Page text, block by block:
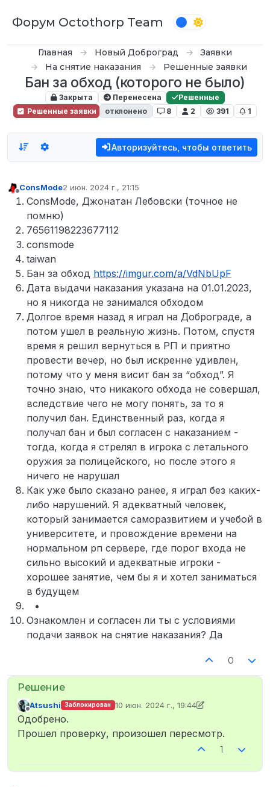
Форум Octothorp Team
Главная Новый Доброград
Заявки
На снятие наказания
Решенные заявки
Бан за обход (которого не было)
Закрыта Перенесена
Решенные
Решенные заявки
отклонено 8 2 391 1
Авторизуйтесь, чтобы ответить
Не в сети
ConsMode2 июн. 2024 г., 21:15
отредактировано
ConsMode, Джонатан Лебовски (точное не
помню)
76561198223677112
consmode
taiwan
Бан за обход https://imgur.com/a/VdNbUpF
Дата выдачи наказания указана на 01.01.2023,
но я никогда не занимался обходом
Долгое время назад я играл на Доброграде, а
потом ушел в реальную жизнь. Потом, спустя
время я решил вернуться в РП и приятно
провести вечер, но был искренне удивлен,
потому что у меня висит бан за “обход”. Я
точно знаю, что никакого обхода не совершал,
вследствие чего не могу понять, за то я
получил бан. Единственный раз, когда я
получал бан и был согласен с наказанием -
тогда, когда я стрелял в игрока с летального
оружия за полицейского, но после этого я
ничего не нарушал
Как уже было сказано ранее, я играл без каких-
либо нарушений. Я адекватный человек,
который занимается саморазвитием и учебой в
университете, и провождение времени на
нормальном рп сервере, где порог входа не
сильно высокий и адекватные игроки -
хорошее занятие, чем бы я и хотел заниматься
в будущем
Ознакомлен и согласен ли ты с условиями
подачи заявок на снятие наказания? Да
0
Не в сети
Atsushi Заблокирован 10 июн. 2024 г., 19:44
отредактировано Atsushi
Одобрено.
Прошел проверку, произошел пересмотр.
1